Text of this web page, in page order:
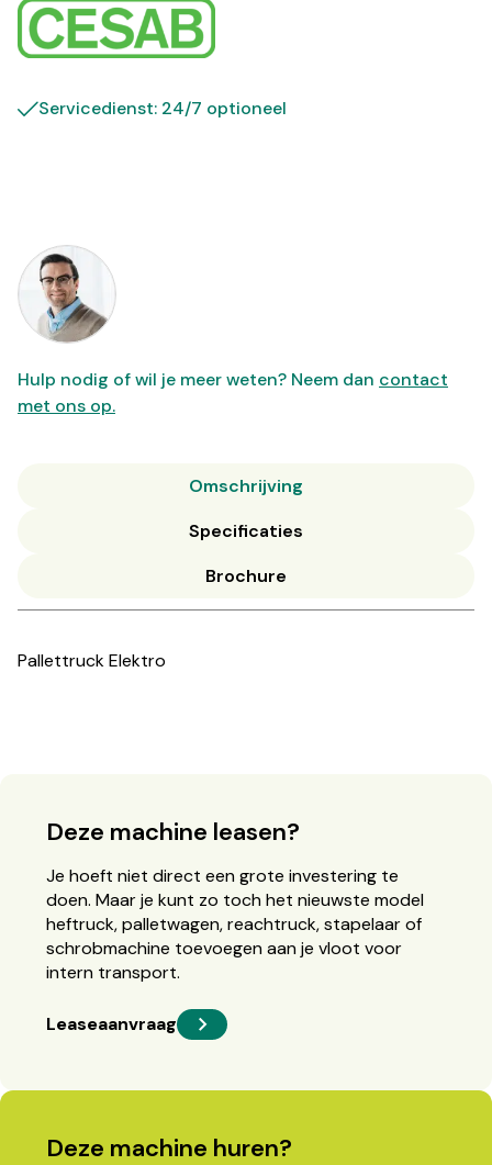
Servicedienst: 24/7 optioneel
Hulp nodig of wil je meer weten? Neem dan contact
met ons op.
Omschrijving
Specificaties
Brochure
Pallettruck Elektro
Deze machine leasen?
Je hoeft niet direct een grote investering te
doen. Maar je kunt zo toch het nieuwste model
heftruck, palletwagen, reachtruck, stapelaar of
schrobmachine toevoegen aan je vloot voor
intern transport.
Leaseaanvraag
Deze machine huren?